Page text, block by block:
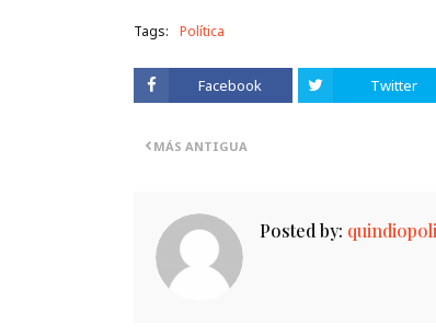
Tags: Política
Facebook Twitter
MÁS ANTIGUA
Posted by: